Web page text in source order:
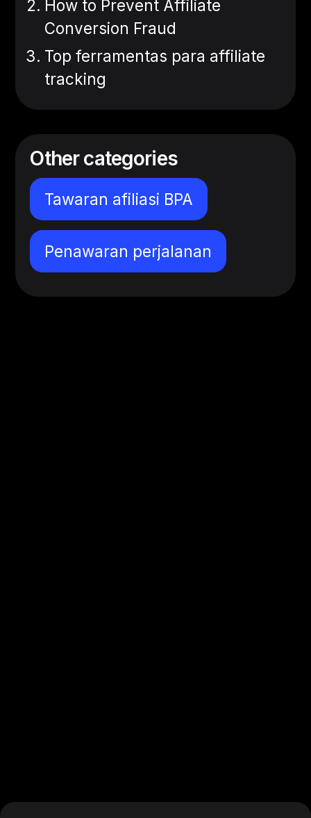
How to Prevent Affiliate
Conversion Fraud
Top ferramentas para affiliate
tracking
Other categories
Tawaran afiliasi BPA
Penawaran perjalanan